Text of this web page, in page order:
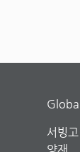
서빙고